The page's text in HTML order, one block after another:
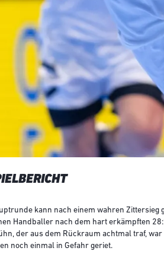
kann nach einem wahren
Handballer nach dem hart erkämpften
der aus dem Rückraum achtmal traf,
noch einmal in Gefahr geriet.